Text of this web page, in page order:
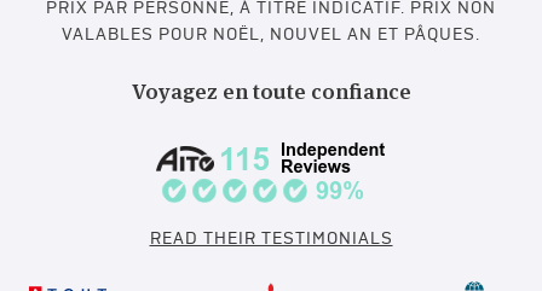
PRIX PAR PERSONNE, À TITRE INDICATIF. PRIX NON
VALABLES POUR NOËL, NOUVEL AN ET PÂQUES.
Voyagez en toute confiance
READ THEIR TESTIMONIALS